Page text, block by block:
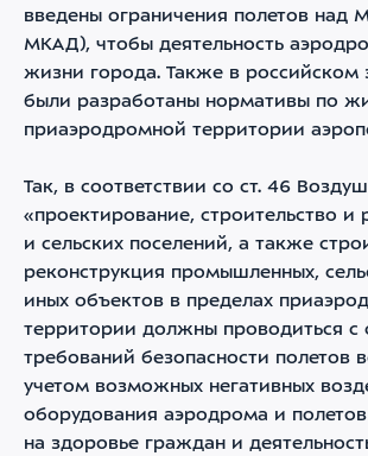
введены ограничения полетов над
МКАД), чтобы деятельность
жизни города. Также в российском
были разработаны нормативы по
приаэродромной территории
Так, в соответствии со ст. 46
«проектирование, строительство и
и сельских поселений, а также
реконструкция промышленных,
иных объектов в пределах
территории должны проводиться с
требований безопасности полетов
учетом возможных негативных
оборудования аэродрома и
на здоровье граждан и